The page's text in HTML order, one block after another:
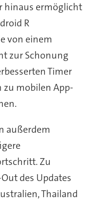
hinaus ermöglicht
R
von einem
zur Schonung
Timer
mobilen App-
außerdem
Zu
des Updates
Thailand